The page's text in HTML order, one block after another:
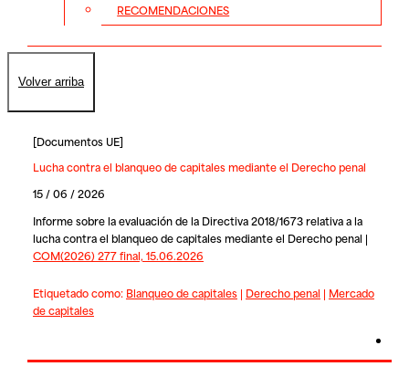
RECOMENDACIONES
Volver arriba
[Documentos UE]
Lucha contra el blanqueo de capitales mediante el Derecho penal
15 / 06 / 2026
Informe sobre la evaluación de la Directiva 2018/1673 relativa a la
lucha contra el blanqueo de capitales mediante el Derecho penal |
COM(2026) 277 final, 15.06.2026
Etiquetado como: Blanqueo de capitales| Derecho penal | Mercado
de capitales